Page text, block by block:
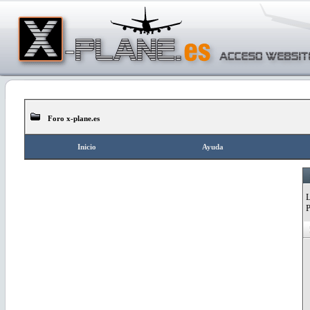
Foro x-plane.es
Inicio Ayuda